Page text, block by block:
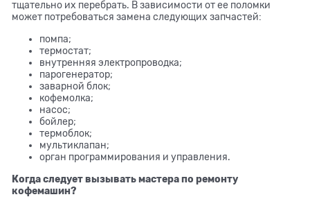
тщательно их перебрать. В зависимости от ее поломки
может потребоваться замена следующих запчастей:
помпа;
термостат;
внутренняя электропроводка;
парогенератор;
заварной блок;
кофемолка;
насос;
бойлер;
термоблок;
мультиклапан;
орган программирования и управления.
Когда следует вызывать мастера по ремонту
кофемашин?